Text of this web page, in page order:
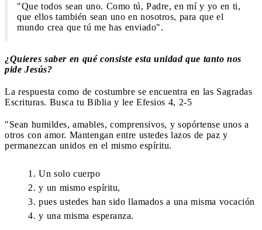
"Que todos sean uno. Como tú, Padre, en mí y yo en ti,
que ellos también sean uno en nosotros, para que el
mundo crea que tú me has enviado".
¿Quieres saber en qué consiste esta unidad que tanto nos
pide Jesús?
La respuesta como de costumbre se encuentra en las Sagradas
Escrituras. Busca tu Biblia y lee Efesios 4, 2-5
"Sean humildes, amables, comprensivos, y sopórtense unos a
otros con amor. Mantengan entre ustedes lazos de paz y
permanezcan unidos en el mismo espíritu.
Un solo cuerpo
y un mismo espíritu,
pues ustedes han sido llamados a una misma vocación
y una misma esperanza.